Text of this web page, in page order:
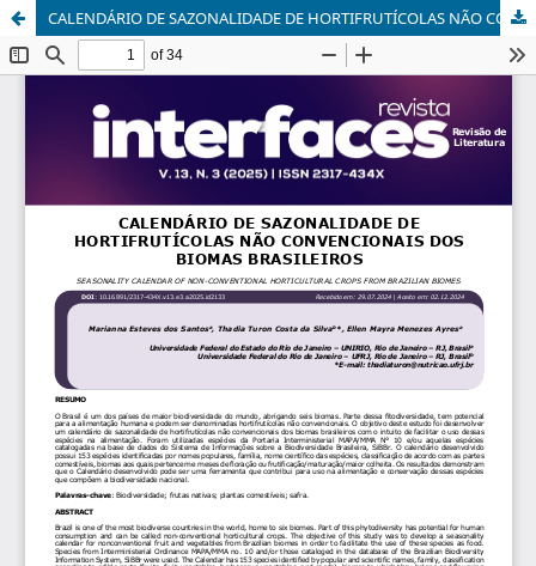
CALENDÁRIO DE SAZONALIDADE DE HORTIFRUTÍCOLAS NÃO CONVENCIONAIS DOS BIOMAS BRASILEIROS